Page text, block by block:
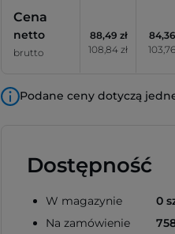
Cena
netto
brutto
88,49 zł
108,84 zł
84,36
Podane ceny dotyczą
Dostępność
W magazynie
Na zamówienie
0